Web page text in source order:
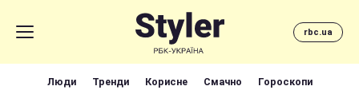
rbc.ua
Люди Тренди Корисне Смачно Гороскопи